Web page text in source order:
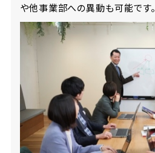
や他事業部への異動も可能です。